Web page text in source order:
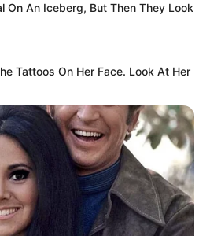
On An Iceberg, But Then They Look
Tattoos On Her Face. Look At Her